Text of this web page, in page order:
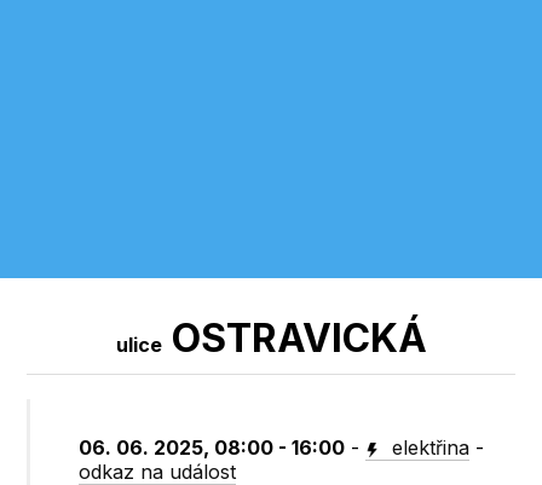
uliceOSTRAVICKÁ
06. 06. 2025, 08:00 - 16:00 - elektřina -
odkaz na událost